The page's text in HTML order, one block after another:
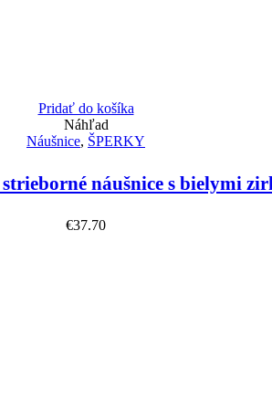
Pridať do košíka
Náhľad
Náušnice, ŠPERKY
náušnice s bielymi
€37.70